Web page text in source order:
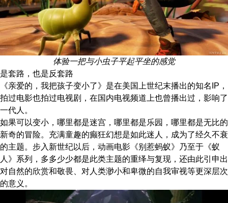
体验一把与小虫子平起平坐的感觉
是套路，也是反套路
《亲爱的，我把孩子变小了》是在美国上世纪末播出的知名IP，
拍过电影也拍过电视剧，在国内电视频道上也曾播出过，影响了
一代人。
如果可以变小，哪里都是迷宫，哪里都是乐园，哪里都是无比的
新奇的冒险。充满童趣的癫狂幻想是如此迷人，成为了经久不衰
的主题。步入新世纪以后，动画电影《别惹蚂蚁》乃至于《蚁
人》系列，多多少少都是此类主题的重绎与复现，还由此引申出
对自然的欣赏和敬畏、对人类渺小和卑微的自我审视等更深层次
的意义。